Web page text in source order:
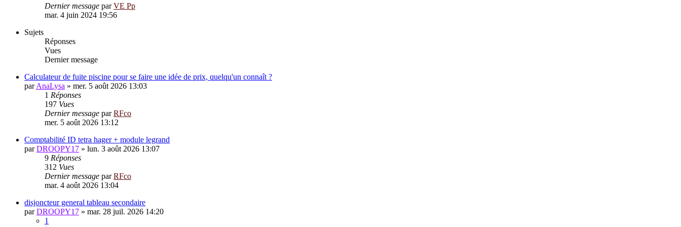
Dernier message parVE Pp
mar. 4 juin 2024 19:56
Sujets
Réponses
Vues
Dernier message
Calculateur de fuite piscine pour se faire une idée de prix, quelqu'un connaît ?
parAnaLysa » mer. 5 août 2026 13:03
1 Réponses
197 Vues
Dernier message parRFco
mer. 5 août 2026 13:12
Comptabilité ID tetra hager + module legrand
parDROOPY17 » lun. 3 août 2026 13:07
9 Réponses
312 Vues
Dernier message parRFco
mar. 4 août 2026 13:04
disjoncteur general tableau secondaire
parDROOPY17 » mar. 28 juil. 2026 14:20
1